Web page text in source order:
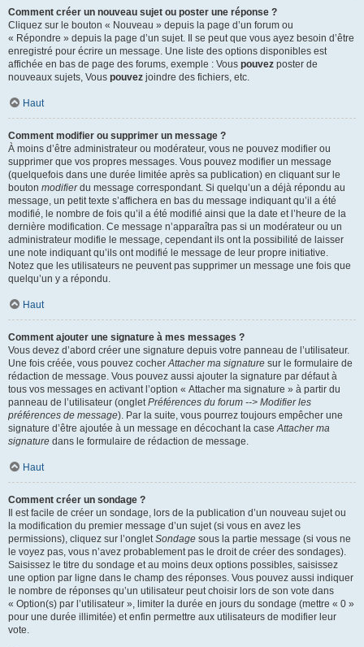
Comment créer un nouveau sujet ou poster une réponse ?
Cliquez sur le bouton « Nouveau » depuis la page d’un forum ou
« Répondre » depuis la page d’un sujet. Il se peut que vous ayez besoin d’être
enregistré pour écrire un message. Une liste des options disponibles est
affichée en bas de page des forums, exemple : Vous pouvez poster de
nouveaux sujets, Vous pouvez joindre des fichiers, etc.
Haut
Comment modifier ou supprimer un message ?
À moins d’être administrateur ou modérateur, vous ne pouvez modifier ou
supprimer que vos propres messages. Vous pouvez modifier un message
(quelquefois dans une durée limitée après sa publication) en cliquant sur le
bouton modifierdu message correspondant. Si quelqu’un a déjà répondu au
message, un petit texte s’affichera en bas du message indiquant qu’il a été
modifié, le nombre de fois qu’il a été modifié ainsi que la date et l’heure de la
dernière modification. Ce message n’apparaîtra pas si un modérateur ou un
administrateur modifie le message, cependant ils ont la possibilité de laisser
une note indiquant qu’ils ont modifié le message de leur propre initiative.
Notez que les utilisateurs ne peuvent pas supprimer un message une fois que
quelqu’un y a répondu.
Haut
Comment ajouter une signature à mes messages ?
Vous devez d’abord créer une signature depuis votre panneau de l’utilisateur.
Une fois créée, vous pouvez cocherAttacher ma signature sur le formulaire de
rédaction de message. Vous pouvez aussi ajouter la signature par défaut à
tous vos messages en activant l’option « Attacher ma signature » à partir du
panneau de l’utilisateur (ongletPréférences du forum --> Modifier les
préférences de message). Par la suite, vous pourrez toujours empêcher une
signature d’être ajoutée à un message en décochant la caseAttacher ma
signature dans le formulaire de rédaction de message.
Haut
Comment créer un sondage ?
Il est facile de créer un sondage, lors de la publication d’un nouveau sujet ou
la modification du premier message d’un sujet (si vous en avez les
permissions), cliquez sur l’ongletSondage sous la partie message (si vous ne
le voyez pas, vous n’avez probablement pas le droit de créer des sondages).
Saisissez le titre du sondage et au moins deux options possibles, saisissez
une option par ligne dans le champ des réponses. Vous pouvez aussi indiquer
le nombre de réponses qu’un utilisateur peut choisir lors de son vote dans
« Option(s) par l’utilisateur », limiter la durée en jours du sondage (mettre « 0 »
pour une durée illimitée) et enfin permettre aux utilisateurs de modifier leur
vote.